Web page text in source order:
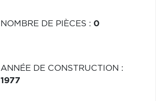
NOMBRE DE PIÈCES : 0
ANNÉE DE CONSTRUCTION :
1977